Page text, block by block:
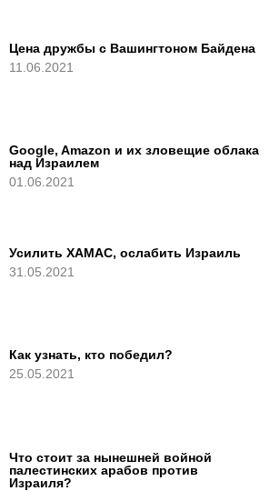
Цена дружбы с Вашингтоном Байдена
11.06.2021
Google, Amazon и их зловещие облака
над Израилем
01.06.2021
Усилить ХАМАС, ослабить Израиль
31.05.2021
Как узнать, кто победил?
25.05.2021
Что стоит за нынешней войной
палестинских арабов против
Израиля?